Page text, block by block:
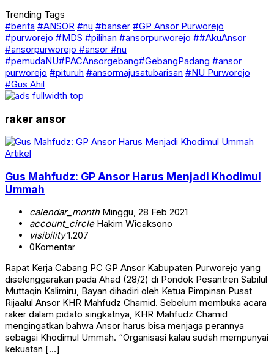
Trending Tags
#berita #ANSOR #nu #banser #GP Ansor Purworejo
#purworejo #MDS #pilihan #ansorpurworejo ##AkuAnsor
#ansorpurworejo #ansor #nu
#pemudaNU#PACAnsorgebang#GebangPadang #ansor
purworejo #pituruh #ansormajusatubarisan #NU Purworejo
#Gus Ahil
raker ansor
Artikel
Gus Mahfudz: GP Ansor Harus Menjadi Khodimul
Ummah
calendar_monthMinggu, 28 Feb 2021
account_circleHakim Wicaksono
visibility1.207
0Komentar
Rapat Kerja Cabang PC GP Ansor Kabupaten Purworejo yang
diselenggarakan pada Ahad (28/2) di Pondok Pesantren Sabilul
Muttaqin Kalimiru, Bayan dihadiri oleh Ketua Pimpinan Pusat
Rijaalul Ansor KHR Mahfudz Chamid. Sebelum membuka acara
raker dalam pidato singkatnya, KHR Mahfudz Chamid
mengingatkan bahwa Ansor harus bisa menjaga perannya
sebagai Khodimul Ummah. “Organisasi kalau sudah mempunyai
kekuatan […]